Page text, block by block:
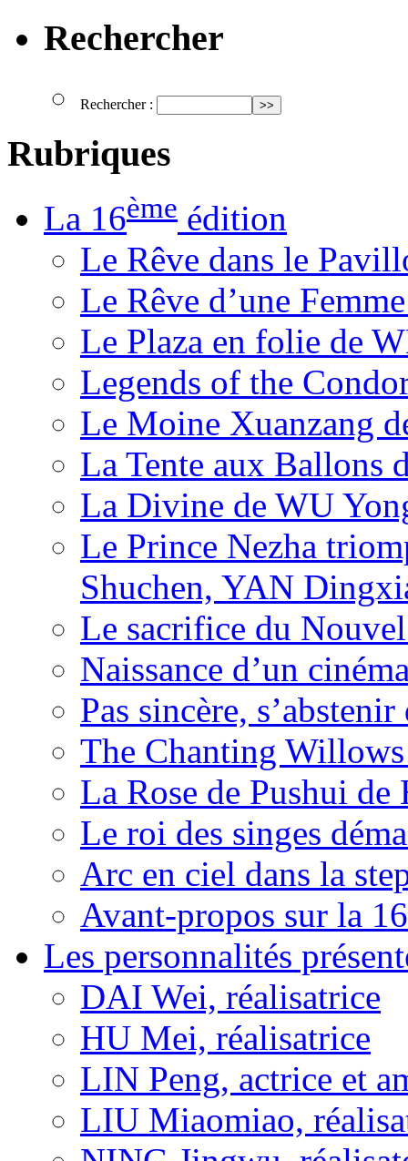
Rechercher
Rechercher :
Rubriques
La 16ème édition
Le Rêve dans le
Le Rêve d’une
Le Plaza en folie de
Legends of the
Le Moine Xuanzang
La Tente aux Ballons
La Divine de WU
Le Prince Nezha
Shuchen, YAN
Le sacrifice du
Naissance d’un
Pas sincère,
The Chanting
La Rose de Pushui de
Le roi des singes
Arc en ciel dans la
Avant-propos sur la
Les personnalités
DAI Wei, réalisatrice
HU Mei, réalisatrice
LIN Peng, actrice et
LIU Miaomiao,